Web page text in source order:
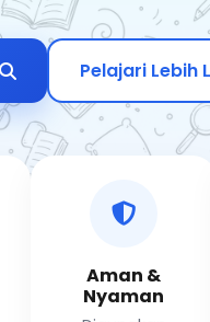
Pelajari Lebih
Aman &
Nyaman